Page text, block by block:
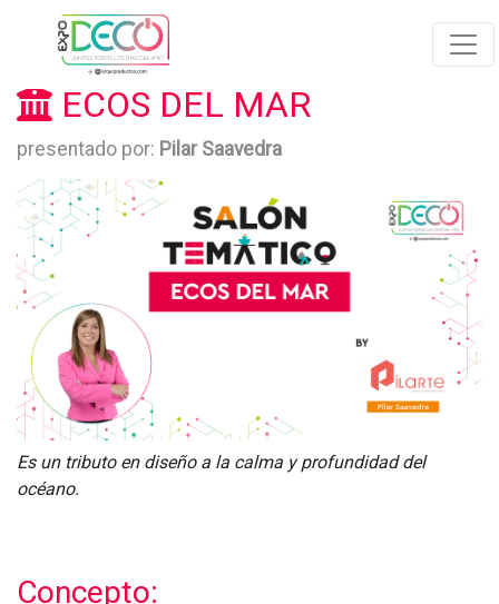
ECOS DEL MAR
presentado por: Pilar Saavedra
Es un tributo en diseño a la calma y profundidad del
océano.
Concepto: